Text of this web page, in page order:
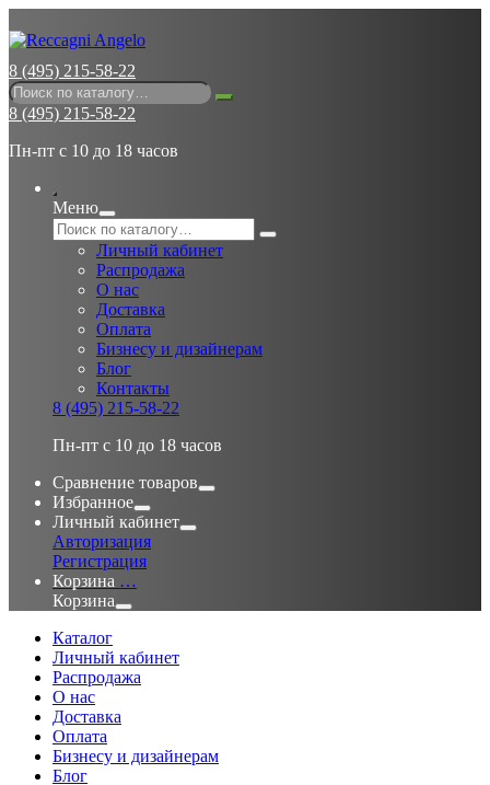
8 (495) 215-58-22
8 (495) 215-58-22
Пн-пт с 10 до 18 часов
Меню
Личный кабинет
Распродажа
О нас
Доставка
Оплата
Бизнесу и дизайнерам
Блог
Контакты
8 (495) 215-58-22
Пн-пт с 10 до 18 часов
Сравнение товаров
Избранное
Личный кабинет
Авторизация
Регистрация
Корзина …
Корзина
Каталог
Личный кабинет
Распродажа
О нас
Доставка
Оплата
Бизнесу и дизайнерам
Блог